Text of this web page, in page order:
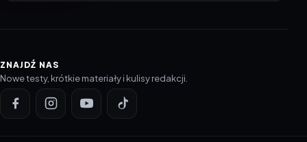
ZNAJDŹ NAS
Nowe testy, krótkie materiały i kulisy redakcji.